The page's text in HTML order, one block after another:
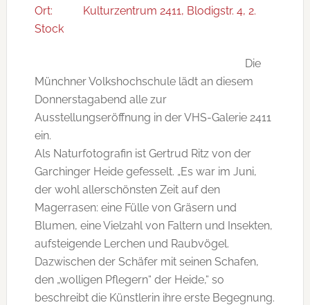
Ort:
Kulturzentrum 2411, Blodigstr. 4, 2.
Stock
Die
Münchner Volkshochschule lädt an diesem
Donnerstagabend alle zur
Ausstellungseröffnung in der VHS-Galerie 2411
ein.
Als Naturfotografin ist Gertrud Ritz von der
Garchinger Heide gefesselt. „Es war im Juni,
der wohl allerschönsten Zeit auf den
Magerrasen: eine Fülle von Gräsern und
Blumen, eine Vielzahl von Faltern und Insekten,
aufsteigende Lerchen und Raubvögel.
Dazwischen der Schäfer mit seinen Schafen,
den „wolligen Pflegern“ der Heide,“ so
beschreibt die Künstlerin ihre erste Begegnung.